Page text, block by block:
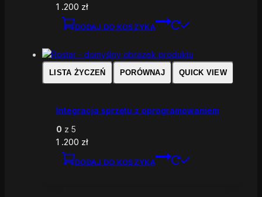
1 .200 zł
DODAJ DO KOSZYKA
LISTA ŻYCZEŃ PORÓWNAJ QUICK VIEW
Integracja sprzętu z oprogramowaniem
0 z 5
1 .200 zł
DODAJ DO KOSZYKA